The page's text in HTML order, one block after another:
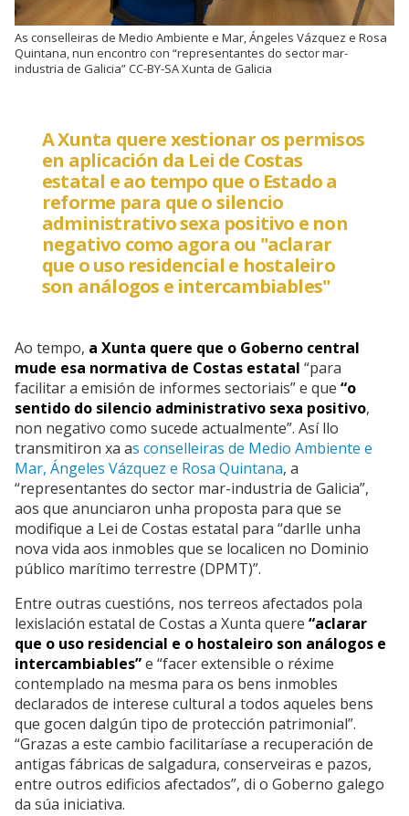
As conselleiras de Medio Ambiente e Mar, Ángeles Vázquez e Rosa
Quintana, nun encontro con “representantes do sector mar-
industria de Galicia” CC-BY-SA Xunta de Galicia
A Xunta quere xestionar os permisos
en aplicación da Lei de Costas
estatal e ao tempo que o Estado a
reforme para que o silencio
administrativo sexa positivo e non
negativo como agora ou "aclarar
que o uso residencial e hostaleiro
son análogos e intercambiables"
Ao tempo, a Xunta quere que o Goberno central
mude esa normativa de Costas estatal “para
facilitar a emisión de informes sectoriais” e que “o
sentido do silencio administrativo sexa positivo,
non negativo como sucede actualmente”. Así llo
transmitiron xa as conselleiras de Medio Ambiente e
Mar, Ángeles Vázquez e Rosa Quintana, a
“representantes do sector mar-industria de Galicia”,
aos que anunciaron unha proposta para que se
modifique a Lei de Costas estatal para “darlle unha
nova vida aos inmobles que se localicen no Dominio
público marítimo terrestre (DPMT)”.
Entre outras cuestións, nos terreos afectados pola
lexislación estatal de Costas a Xunta quere “aclarar
que o uso residencial e o hostaleiro son análogos e
intercambiables”e “facer extensible o réxime
contemplado na mesma para os bens inmobles
declarados de interese cultural a todos aqueles bens
que gocen dalgún tipo de protección patrimonial”.
“Grazas a este cambio facilitaríase a recuperación de
antigas fábricas de salgadura, conserveiras e pazos,
entre outros edificios afectados”, di o Goberno galego
da súa iniciativa.